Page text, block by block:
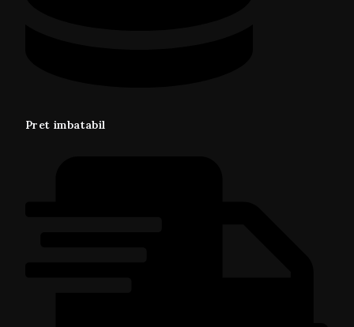
Pret imbatabil